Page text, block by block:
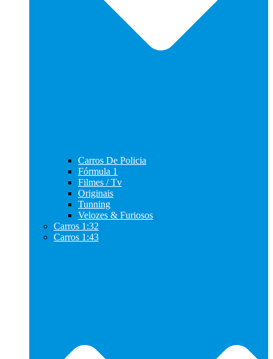
Carros De Policia
Fórmula 1
Filmes / Tv
Originais
Tunning
Velozes & Furiosos
Carros 1:32
Carros 1:43